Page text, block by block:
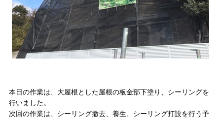
本日の作業は、大屋根とした屋根の板金部下塗り、シーリングを
行いました。
次回の作業は、シーリング撤去、養生、シーリング打設を行う予